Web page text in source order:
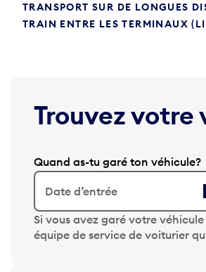
TRANSPORT SUR DE LONGUES
TRAIN ENTRE LES TERMINAUX
Trouvez votre
Quand as-tu garé ton véhicule?
Date d’entrée
A
p
Si vous avez garé votre
équipe de service de voiturier